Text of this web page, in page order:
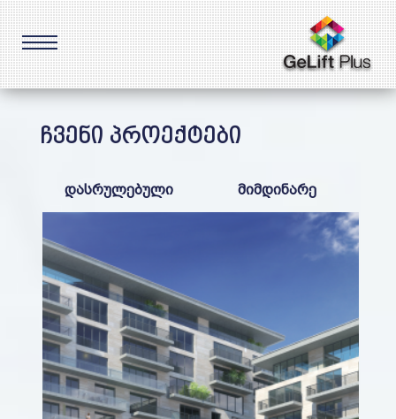
ჩვენი პროექტები
მიმდინარე
დასრულებული